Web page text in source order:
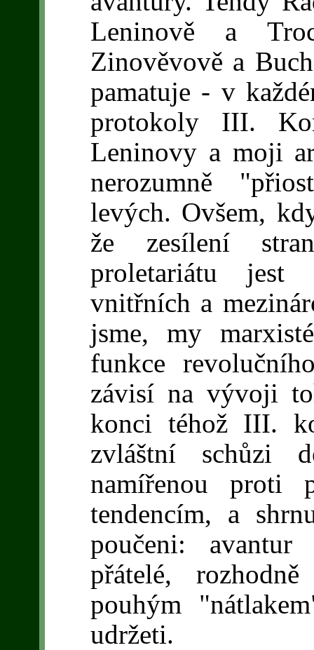
Leninově a
Zinověvově a
pamatuje - v
protokoly III.
Leninovy a moji
nerozumně
levých. Ovšem,
že zesílení
proletariátu
vnitřních a
jsme, my
funkce
závisí na vývoji
konci téhož III.
zvláštní schůzi
namířenou proti
tendencím, a
poučeni: avantur
přátelé,
pouhým
udržeti.